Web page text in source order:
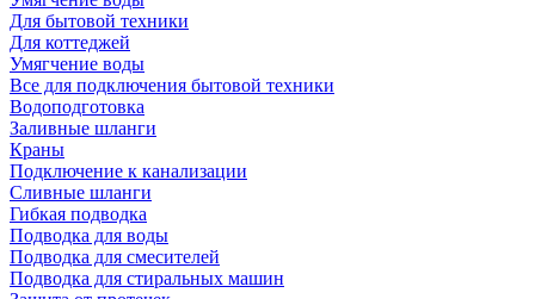
Для бытовой техники
Для коттеджей
Умягчение воды
Все для подключения бытовой техники
Водоподготовка
Заливные шланги
Краны
Подключение к канализации
Сливные шланги
Гибкая подводка
Подводка для воды
Подводка для смесителей
Подводка для стиральных машин